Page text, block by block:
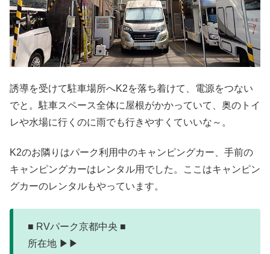
誘導を受けて駐車場所へK2を落ち着けて、電源をつない
でと。駐車スペース全体に屋根がかかっていて、奥のトイ
レや水場に行くのに雨でも行きやすくていいな～。
K2のお隣りはパーク利用中のキャンピングカー、手前の
キャンピングカーはレンタル用でした。ここはキャンピン
グカーのレンタルもやっています。
■ RVパーク京都中央 ■
所在地 ▶▶